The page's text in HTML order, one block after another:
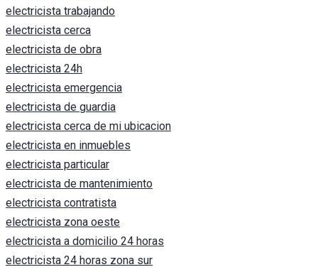
electricista trabajando
electricista cerca
electricista de obra
electricista 24h
electricista emergencia
electricista de guardia
electricista cerca de mi ubicacion
electricista en inmuebles
electricista particular
electricista de mantenimiento
electricista contratista
electricista zona oeste
electricista a domicilio 24 horas
electricista 24 horas zona sur